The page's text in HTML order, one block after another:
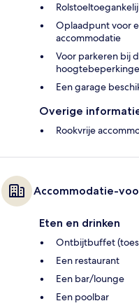
Oplaadpunt voor
accommodatie
Voor parkeren bij
Een garage
Overige
Rookvrije
Accommodatie-
Eten en drinken
Ontbijtbuffet
Een restaurant
Een bar/lounge
Een poolbar